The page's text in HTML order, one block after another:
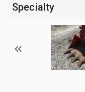
Specialty